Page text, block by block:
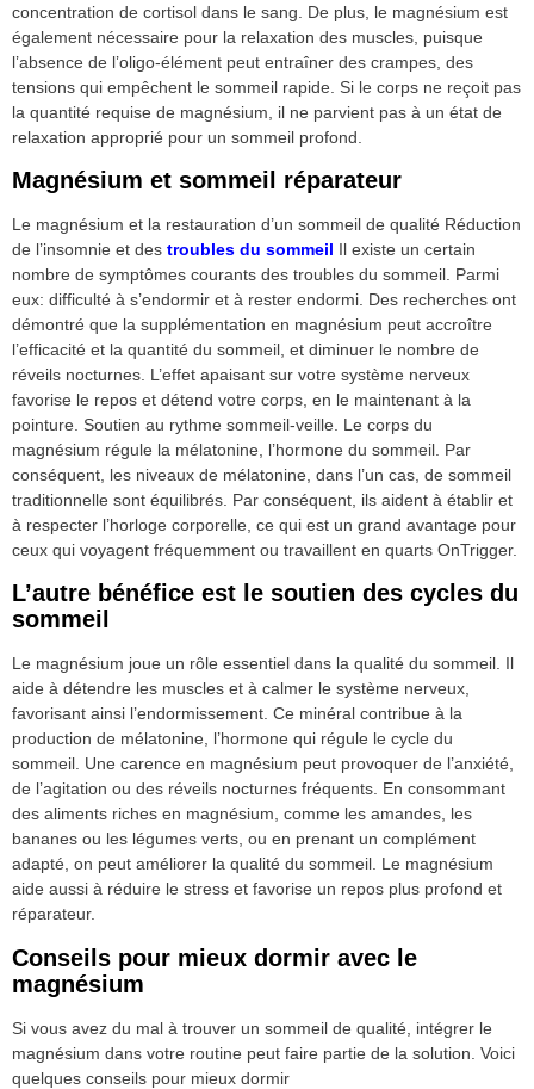
concentration de cortisol dans le sang. De plus, le magnésium est
également nécessaire pour la relaxation des muscles, puisque
l’absence de l’oligo-élément peut entraîner des crampes, des
tensions qui empêchent le sommeil rapide. Si le corps ne reçoit pas
la quantité requise de magnésium, il ne parvient pas à un état de
relaxation approprié pour un sommeil profond.
Magnésium et sommeil réparateur
Le magnésium et la restauration d’un sommeil de qualité Réduction
de l’insomnie et des troubles du sommeil Il existe un certain
nombre de symptômes courants des troubles du sommeil. Parmi
eux: difficulté à s’endormir et à rester endormi. Des recherches ont
démontré que la supplémentation en magnésium peut accroître
l’efficacité et la quantité du sommeil, et diminuer le nombre de
réveils nocturnes. L’effet apaisant sur votre système nerveux
favorise le repos et détend votre corps, en le maintenant à la
pointure. Soutien au rythme sommeil-veille. Le corps du
magnésium régule la mélatonine, l’hormone du sommeil. Par
conséquent, les niveaux de mélatonine, dans l’un cas, de sommeil
traditionnelle sont équilibrés. Par conséquent, ils aident à établir et
à respecter l’horloge corporelle, ce qui est un grand avantage pour
ceux qui voyagent fréquemment ou travaillent en quarts OnTrigger.
L’autre bénéfice est le soutien des cycles du
sommeil
Le magnésium joue un rôle essentiel dans la qualité du sommeil. Il
aide à détendre les muscles et à calmer le système nerveux,
favorisant ainsi l’endormissement. Ce minéral contribue à la
production de mélatonine, l’hormone qui régule le cycle du
sommeil. Une carence en magnésium peut provoquer de l’anxiété,
de l’agitation ou des réveils nocturnes fréquents. En consommant
des aliments riches en magnésium, comme les amandes, les
bananes ou les légumes verts, ou en prenant un complément
adapté, on peut améliorer la qualité du sommeil. Le magnésium
aide aussi à réduire le stress et favorise un repos plus profond et
réparateur.
Conseils pour mieux dormir avec le
magnésium
Si vous avez du mal à trouver un sommeil de qualité, intégrer le
magnésium dans votre routine peut faire partie de la solution. Voici
quelques conseils pour mieux dormir